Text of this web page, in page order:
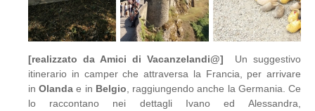
[realizzato da Amici di Vacanzelandi@] Un suggestivo
itinerario in camper che attraversa la Francia, per arrivare
inOlandae in Belgio , raggiungendo anche la Germania. Ce
lo raccontano nei dettagli Ivano ed Alessandra,